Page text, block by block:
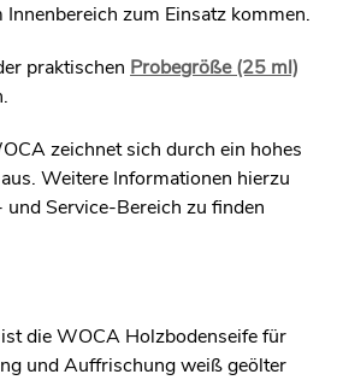
zum Einsatz kommen.
praktischen Probegröße (25 ml)
zeichnet sich durch ein hohes
Weitere Informationen hierzu
Service-Bereich zu finden
die WOCA Holzbodenseife für
und Auffrischung weiß geölter